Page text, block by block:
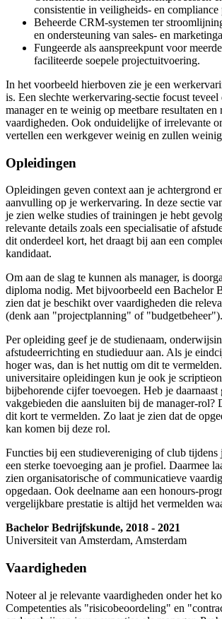
consistentie in veiligheids- en compliance
Beheerde CRM-systemen ter
en ondersteuning van sales- en
Fungeerde als aanspreekpunt voor
faciliteerde soepele projectuitvoering.
In het voorbeeld hierboven zie je een
is. Een slechte werkervaring-sectie focust teveel
manager en te weinig op meetbare resultaten en
vaardigheden. Ook onduidelijke of irrelevante
vertellen een werkgever weinig en zullen
Opleidingen
Opleidingen geven context aan je achtergrond
aanvulling op je werkervaring. In deze sectie
je zien welke studies of trainingen je hebt
relevante details zoals een specialisatie of
dit onderdeel kort, het draagt bij aan een
kandidaat.
Om aan de slag te kunnen als manager, is
diploma nodig. Met bijvoorbeeld een Bachelor
zien dat je beschikt over vaardigheden die
(denk aan "projectplanning" of "budgetbeheer").
Per opleiding geef je de studienaam,
afstudeerrichting en studieduur aan. Als je
hoger was, dan is het nuttig om dit te
universitaire opleidingen kun je ook je
bijbehorende cijfer toevoegen. Heb je daarnaast
vakgebieden die aansluiten bij de manager-rol?
dit kort te vermelden. Zo laat je zien dat de
kan komen bij deze rol.
Functies bij een studievereniging of club tijdens
een sterke toevoeging aan je profiel. Daarmee
zien organisatorische of communicatieve
opgedaan. Ook deelname aan een honours-
vergelijkbare prestatie is altijd het vermelden
Bachelor Bedrijfskunde, 2018 - 2021
Universiteit van Amsterdam, Amsterdam
Vaardigheden
Noteer al je relevante vaardigheden onder het
Competenties als "risicobeoordeling" en